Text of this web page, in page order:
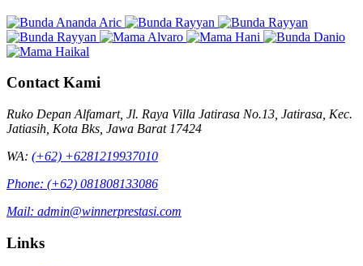
Contact Kami
Ruko Depan Alfamart, Jl. Raya Villa Jatirasa No.13, Jatirasa, Kec.
Jatiasih, Kota Bks, Jawa Barat 17424
WA: (+62) +6281219937010
Phone: (+62) 081808133086
Mail: admin@winnerprestasi.com
Links